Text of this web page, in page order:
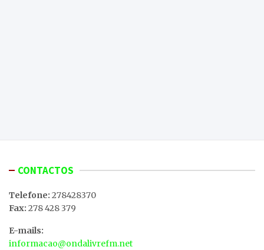
CONTACTOS
Telefone: 278428370
Fax: 278 428 379
E-mails:
informacao@ondalivrefm.net